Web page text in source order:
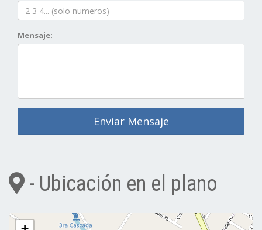
Mensaje:
Enviar Mensaje
- Ubicación en el plano